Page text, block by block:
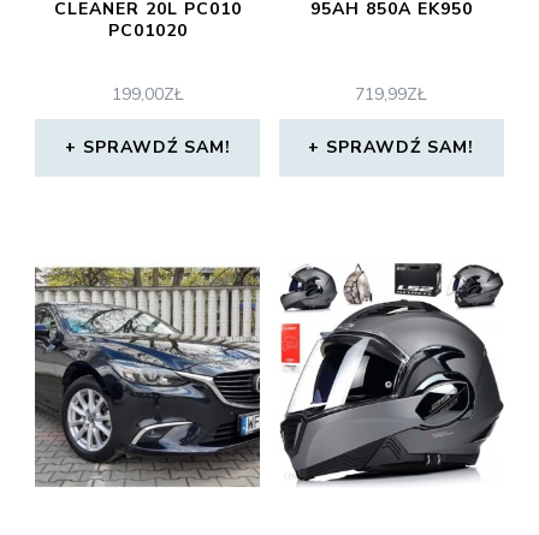
CLEANER 20L PC010
PC01020
199,00ZŁ
SPRAWDŹ SAM!
95AH 850A EK950
719,99ZŁ
SPRAWDŹ SAM!